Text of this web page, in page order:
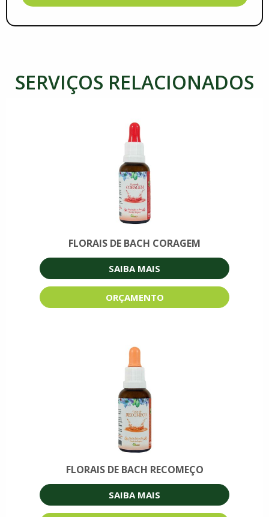
SERVIÇOS RELACIONADOS
FLORAIS DE BACH CORAGEM
SAIBA MAIS
ORÇAMENTO
FLORAIS DE BACH RECOMEÇO
SAIBA MAIS